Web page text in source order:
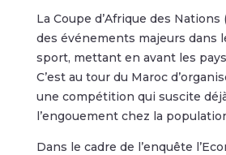
La Coupe d’Afrique des Nations
des événements majeurs dans
sport, mettant en avant les
C’est au tour du Maroc
une compétition qui suscite
l’engouement chez la
Dans le cadre de l’enquête